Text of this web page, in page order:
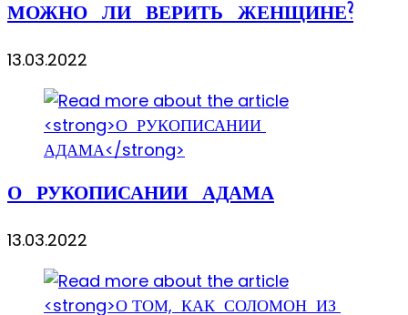
МОЖНО ЛИ ВЕРИТЬ ЖЕНЩИНЕ?
13.03.2022
О РУКОПИСАНИИ АДАМА
13.03.2022